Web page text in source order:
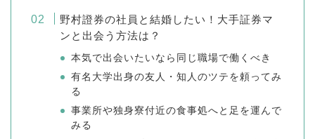
野村證券の社員と結婚したい！大手証券マ
ンと出会う方法は？
本気で出会いたいなら同じ職場で働くべき
有名大学出身の友人・知人のツテを頼ってみ
る
事業所や独身寮付近の食事処へと足を運んで
みる